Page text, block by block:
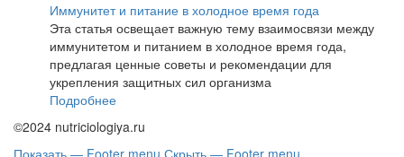
Иммунитет и питание в холодное время года
Эта статья освещает важную тему взаимосвязи между
иммунитетом и питанием в холодное время года,
предлагая ценные советы и рекомендации для
укрепления защитных сил организма
Подробнее
©2024 nutriciologiya.ru